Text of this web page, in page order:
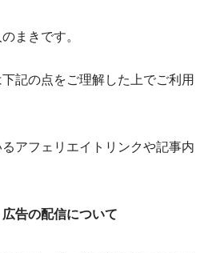
まきです。
記の点をご理解した上でご利用
アフェリエイトリンクや記事内
告の配信について